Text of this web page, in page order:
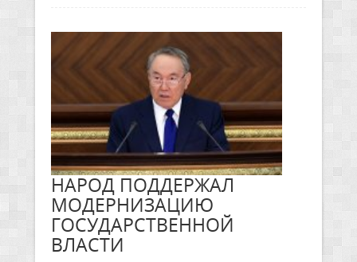
НАРОД ПОДДЕРЖАЛ
МОДЕРНИЗАЦИЮ
ГОСУДАРСТВЕННОЙ
ВЛАСТИ